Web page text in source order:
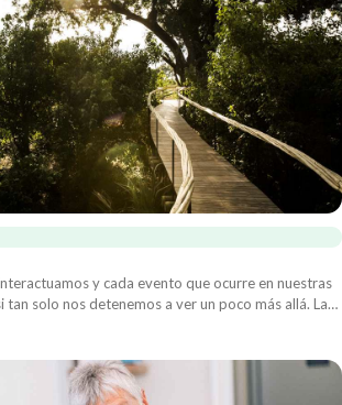
y cada evento que ocurre en nuestras
solo nos detenemos a ver un poco más allá. La
en el “día a día” no es nada más que la